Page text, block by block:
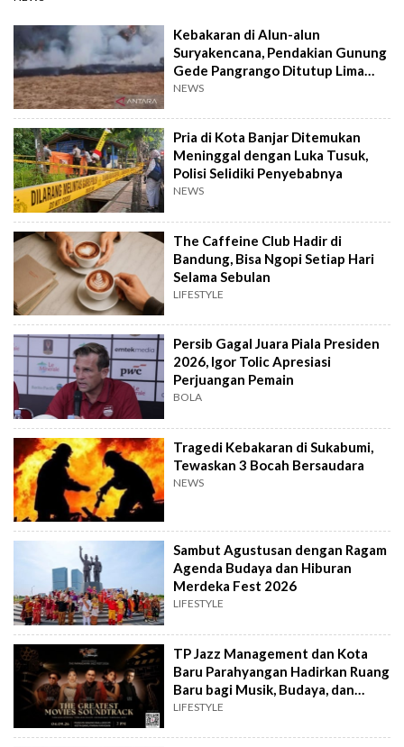
Kebakaran di Alun-alun
Suryakencana, Pendakian Gunung
Gede Pangrango Ditutup Lima
Hari
NEWS
Pria di Kota Banjar Ditemukan
Meninggal dengan Luka Tusuk,
Polisi Selidiki Penyebabnya
NEWS
The Caffeine Club Hadir di
Bandung, Bisa Ngopi Setiap Hari
Selama Sebulan
LIFESTYLE
Persib Gagal Juara Piala Presiden
2026, Igor Tolic Apresiasi
Perjuangan Pemain
BOLA
Tragedi Kebakaran di Sukabumi,
Tewaskan 3 Bocah Bersaudara
NEWS
Sambut Agustusan dengan Ragam
Agenda Budaya dan Hiburan
Merdeka Fest 2026
LIFESTYLE
TP Jazz Management dan Kota
Baru Parahyangan Hadirkan Ruang
Baru bagi Musik, Budaya, dan
Komunitas
LIFESTYLE